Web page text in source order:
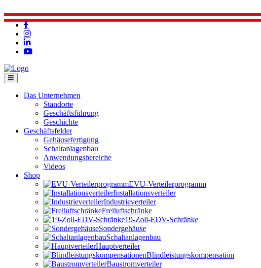
Das Unternehmen
Standorte
Geschäftsführung
Geschichte
Geschäftsfelder
Gehäusefertigung
Schaltanlagenbau
Anwendungsbereiche
Videos
Shop
EVU-Verteilerprogramm
Installationsverteiler
Industrieverteiler
Freiluftschränke
19-Zoll-EDV-Schränke
Sondergehäuse
Schaltanlagenbau
Hauptverteiler
Blindleistungskompensation
Baustromverteiler